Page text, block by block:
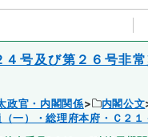
号及び第２６号非
政官・内閣関係 内閣公文
一）・総理府本府・Ｃ２１